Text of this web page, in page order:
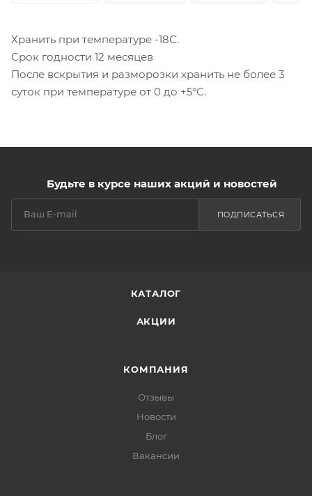
Хранить при температуре -18С.
Срок годности 12 месяцев
После вскрытия и разморозки хранить не более 3
суток при температуре от 0 до +5°C.
Будьте в курсе наших акций и новостей
ПОДПИСАТЬСЯ
КАТАЛОГ
АКЦИИ
КОМПАНИЯ
Отзывы
Новости
Блог
Вакансии